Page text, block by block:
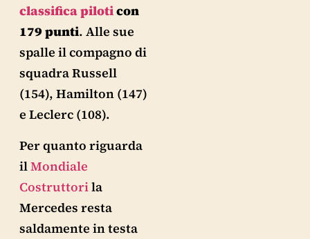
classifica piloticon
179 punti. Alle sue
spalle il compagno di
squadra Russell
(154), Hamilton (147)
e Leclerc (108).
Per quanto riguarda
ilMondiale
Costruttorila
Mercedes resta
saldamente in testa